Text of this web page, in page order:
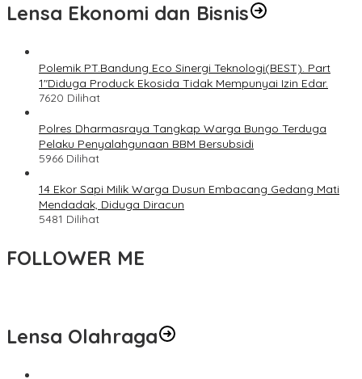
Lensa Ekonomi dan Bisnis
Polemik PT.Bandung Eco Sinergi Teknologi(BEST). Part
1″Diduga Produck Ekosida Tidak Mempunyai Izin Edar.
7620 Dilihat
Polres Dharmasraya Tangkap Warga Bungo Terduga
Pelaku Penyalahgunaan BBM Bersubsidi
5966 Dilihat
14 Ekor Sapi Milik Warga Dusun Embacang Gedang Mati
Mendadak, Diduga Diracun
5481 Dilihat
FOLLOWER ME
Lensa Olahraga